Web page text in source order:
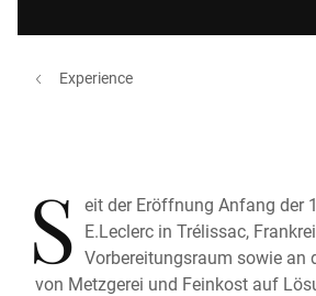
Experience
S eit der Eröffnung Anfang der
E.Leclerc in Trélissac,
Vorbereitungsraum sowie an
von Metzgerei und Feinkost auf